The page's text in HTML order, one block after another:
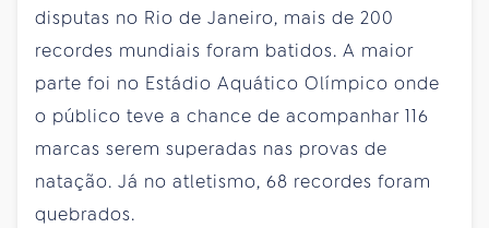
disputas no Rio de Janeiro, mais de 200
recordes mundiais foram batidos. A maior
parte foi no Estádio Aquático Olímpico onde
o público teve a chance de acompanhar 116
marcas serem superadas nas provas de
natação. Já no atletismo, 68 recordes foram
quebrados.